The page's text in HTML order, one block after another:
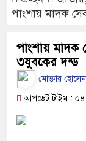
পাংশায় মাদক
পাংশায় মাদক
৩যুবকের দন্ড
মোক্তার
আপডেট টাইম :